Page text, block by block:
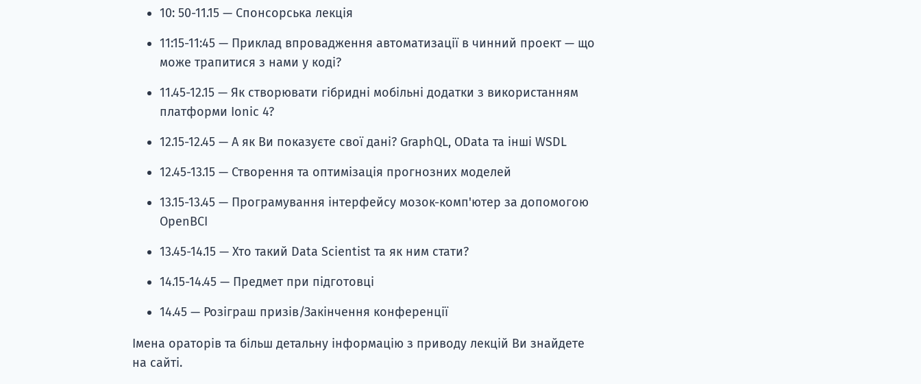
10: 50-11.15 — Спонсорська лекція
11:15-11:45 — Приклад впровадження автоматизації в чинний проект — що
може трапитися з нами у коді?
11.45-12.15 — Як створювати гібридні мобільні додатки з використанням
платформи Ionic 4?
12.15-12.45 — А як Ви показуєте свої дані? GraphQL, OData та інші WSDL
12.45-13.15 — Створення та оптимізація прогнозних моделей
13.15-13.45 — Програмування інтерфейсу мозок-комп'ютер за допомогою
OpenBCI
13.45-14.15 — Хто такий Data Scientist та як ним стати?
14.15-14.45 — Предмет при підготовці
14.45 — Розіграш призів/Закінчення конференції
Імена ораторів та більш детальну інформацію з приводу лекцій Ви знайдете
на сайті.